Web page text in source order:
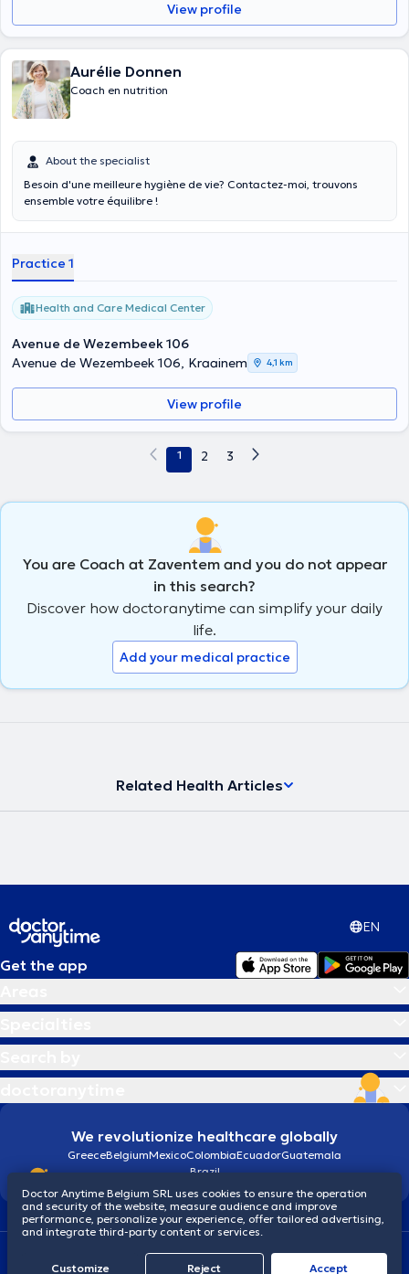
View profile
Aurélie Donnen
Coach en nutrition
About the specialist
Besoin d'une meilleure hygiène de vie? Contactez-moi, trouvons
ensemble votre équilibre !
Practice 1
Health and Care Medical Center
Avenue de Wezembeek 106
Avenue de Wezembeek 106, Kraainem
4,1 km
View profile
1 2 3
You are Coach at Zaventem and you do not appear
in this search?
Discover how doctoranytime can simplify your daily
life.
Add your medical practice
Related Health Articles
EN
Get the app
We revolutionize healthcare globally
GreeceBelgiumMexicoColombiaEcuadorGuatemala
Brazil
Terms and conditionsCookiesPrivacy policy
© 2026 doctoranytime
Doctor Anytime Belgium SRL uses cookies to ensure the operation
and security of the website, measure audience and improve
performance, personalize your experience, offer tailored advertising,
and integrate third-party content or services.
Customize Reject Accept